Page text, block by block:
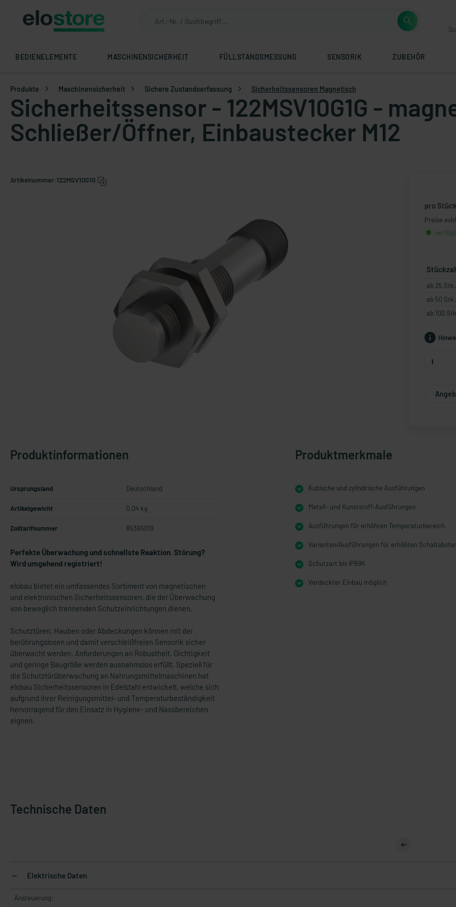
BEDIENELEMENTE MASCHINENSICHERHEIT FÜLLSTANDSMESSUNG SENSORIK ZUBEHÖR
Produkte Maschinensicherheit Sichere Zustandserfassung Sicherheitssensoren Magnetisch
Sicherheitssensor - 122MSV10G1G -
Schließer/Öffner, Einbaustecker M12
Artikelnummer:122MSV10G1G
pro
Preise
ab 25 Stk.
ab 50 Stk.
ab 100
Produktinformationen
Ursprungsland Deutschland
Artikelgewicht 0.04 kg
Zolltarifnummer 85365019
Perfekte Überwachung und schnellste Reaktion. Störung?
Wird umgehend registriert!
elobau bietet ein umfassendes Sortiment von magnetischen
und elektronischen Sicherheitssensoren, die der Überwachung
von beweglich trennenden Schutzeinrichtungen dienen.
Schutztüren, Hauben oder Abdeckungen können mit der
berührungslosen und damit verschleißfreien Sensorik sicher
überwacht werden. Anforderungen an Robustheit, Dichtigkeit
und geringe Baugröße werden ausnahmslos erfüllt. Speziell für
die Schutztürüberwachung an Nahrungsmittelmaschinen hat
elobau Sicherheitssensoren in Edelstahl entwickelt, welche sich
aufgrund ihrer Reinigungsmittel- und Temperaturbeständigkeit
hervorragend für den Einsatz in Hygiene- und Nassbereichen
eignen.
Produktmerkmale
Kubische und zylindrische Ausführungen
Metall- und Kunststoff-Ausführungen
Ausführungen für erhöhten Temperaturbereich
Varianten/Ausführungen für erhöhten
Schutzart bis IP69K
Verdeckter Einbau möglich
Technische Daten
Elektrische Daten
Ansteuerung: